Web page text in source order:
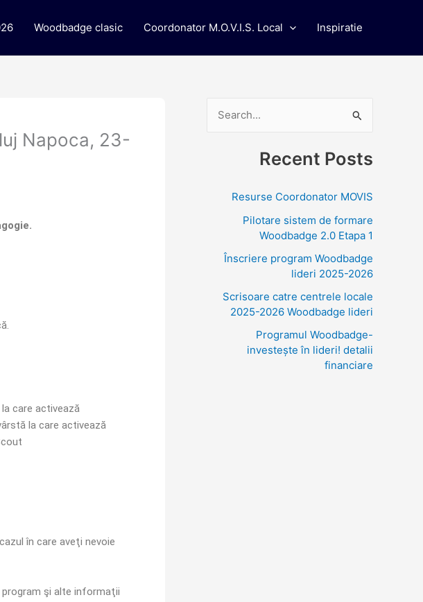
Woodbadge clasic Coordonator M.O.V.I.S. Local Inspiratie
Napoca, 23-
care activează
la care activează
în care aveţi nevoie
program şi alte informaţii
Recent Posts
Resurse Coordonator MOVIS
Pilotare sistem de formare
Woodbadge 2.0 Etapa 1
Înscriere program Woodbadge
lideri 2025-2026
Scrisoare catre centrele locale
2025-2026 Woodbadge lideri
Programul Woodbadge-
investește în lideri! detalii
financiare